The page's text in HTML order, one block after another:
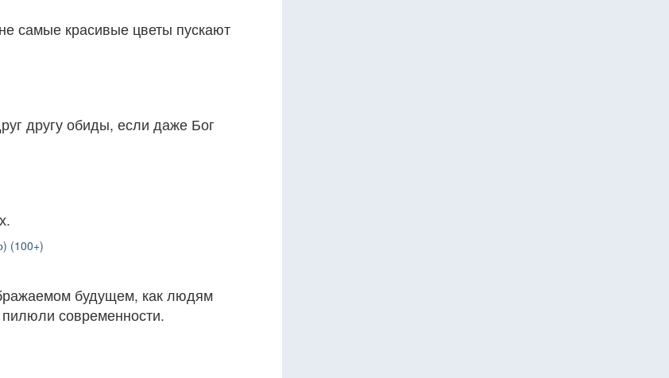
самые красивые цветы пускают
другу обиды, если даже Бог
(100+)
будущем, как людям
пилюли современности.